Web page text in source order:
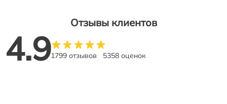
Отзывы клиентов
4.91799 отзывов 5358 оценок